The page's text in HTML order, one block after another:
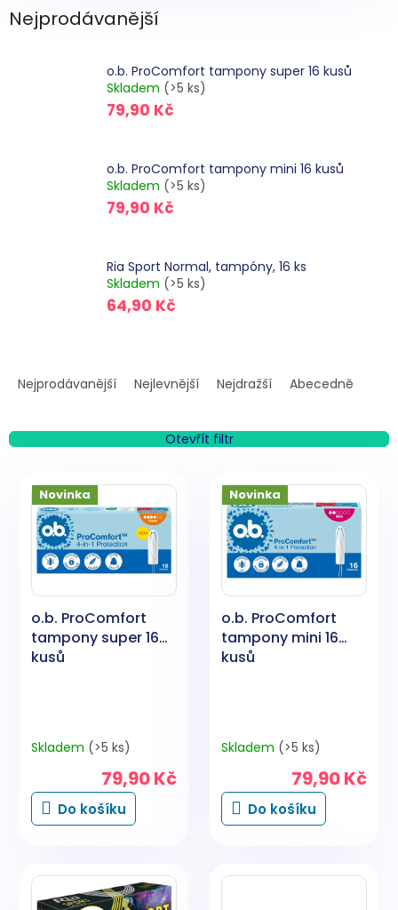
Nejprodávanější
o.b. ProComfort tampony super 16 kusů
Skladem (>5 ks)
79,90 Kč
o.b. ProComfort tampony mini 16 kusů
Skladem (>5 ks)
79,90 Kč
Ria Sport Normal, tampóny, 16 ks
Skladem (>5 ks)
64,90 Kč
a
n
Nejprodávanější Nejlevnější Nejdražší Abecedně
Otevřít filtr
Novinka
o.b. ProComfort
tampony super 16
kusů
Skladem (>5 ks)
79,90 Kč
Do košíku
Novinka
o.b. ProComfort
tampony mini 16
kusů
Skladem (>5 ks)
79,90 Kč
Do košíku